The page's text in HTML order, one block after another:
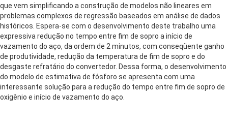
que vem simplificando a construção de modelos não lineares em
problemas complexos de regressão baseados em análise de dados
históricos. Espera-se com o desenvolvimento deste trabalho uma
expressiva redução no tempo entre fim de sopro a início de
vazamento do aço, da ordem de 2 minutos, com conseqüente ganho
de produtividade, redução da temperatura de fim de sopro e do
desgaste refratário do convertedor. Dessa forma, o desenvolvimento
do modelo de estimativa de fósforo se apresenta com uma
interessante solução para a redução do tempo entre fim de sopro de
oxigênio e início de vazamento do aço.